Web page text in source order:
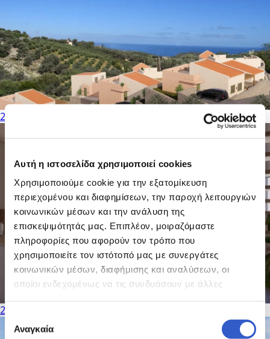
Αυτή η ιστοσελίδα χρησιμοποιεί cookies
Χρησιμοποιούμε cookie για την εξατομίκευση
περιεχομένου και διαφημίσεων, την παροχή λειτουργιών
κοινωνικών μέσων και την ανάλυση της
επισκεψιμότητάς μας. Επιπλέον, μοιραζόμαστε
πληροφορίες που αφορούν τον τρόπο που
χρησιμοποιείτε τον ιστότοπό μας με συνεργάτες
κοινωνικών μέσων, διαφήμισης και αναλύσεων, οι
οποίοι ενδεχομένως να τις συνδυάσουν με άλλες
των υπηρεσιών τους.
Επιλογή
συγκατάθεσης
Αναγκαία
23 PHOTOS
23 PHOTOS